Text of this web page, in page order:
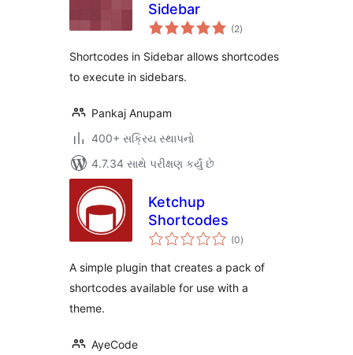
Sidebar
(2કુલ
રેટિંગ્સ
)
Shortcodes in Sidebar allows shortcodes
to execute in sidebars.
Pankaj Anupam
400+ સક્રિય સ્થાપનો
4.7.34 સાથે પરીક્ષણ કર્યું છે
Ketchup
Shortcodes
(0કુલ
રેટિંગ્સ
)
A simple plugin that creates a pack of
shortcodes available for use with a
theme.
AyeCode